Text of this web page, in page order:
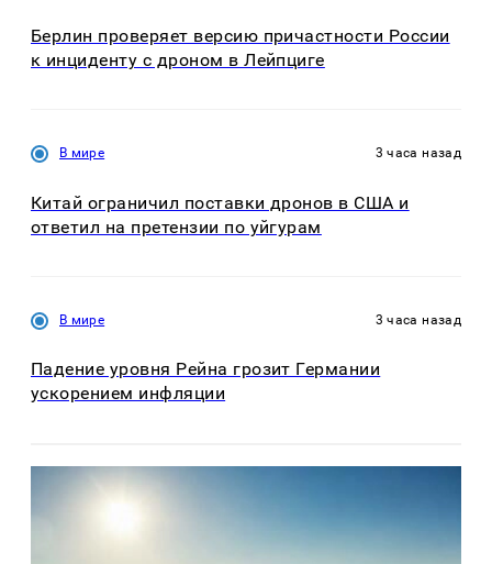
Берлин проверяет версию причастности России
к инциденту с дроном в Лейпциге
В мире 3 часа назад
Китай ограничил поставки дронов в США и
ответил на претензии по уйгурам
В мире 3 часа назад
Падение уровня Рейна грозит Германии
ускорением инфляции